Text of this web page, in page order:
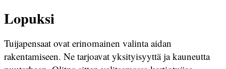
Lopuksi
Tuijapensaat ovat erinomainen valinta aidan
rakentamiseen. Ne tarjoavat yksityisyyttä ja kauneutta